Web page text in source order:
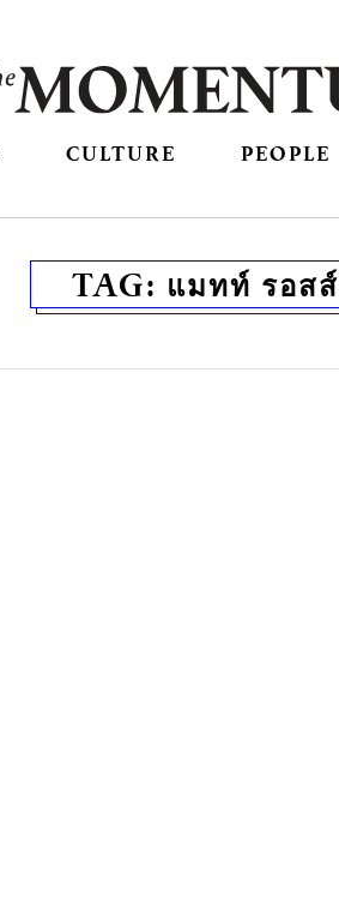
CULTURE PEOPLE
TAG: แมทท์ รอสส์